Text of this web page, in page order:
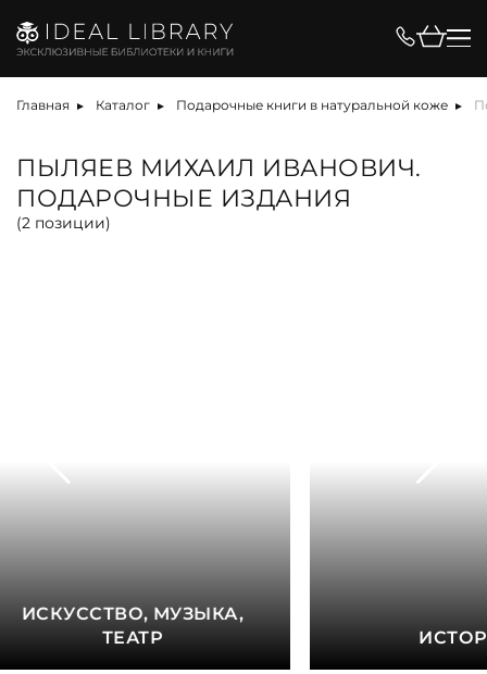
Главная Каталог Подарочные книги в натуральной коже
ПЫЛЯЕВ МИХАИЛ ИВАНОВИЧ.
ПОДАРОЧНЫЕ ИЗДАНИЯ
(2 позиции)
ИСКУССТВО, МУЗЫКА,
ТЕАТР
Цена, ₽
Вид
Язык